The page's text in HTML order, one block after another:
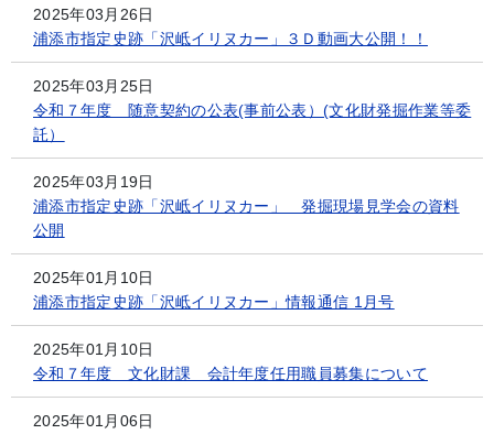
2025年03月26日
浦添市指定史跡「沢岻イリヌカー」３Ｄ動画大公開！！
2025年03月25日
令和７年度 随意契約の公表(事前公表）(文化財発掘作業等委
託）
2025年03月19日
浦添市指定史跡「沢岻イリヌカー」 発掘現場見学会の資料
公開
2025年01月10日
浦添市指定史跡「沢岻イリヌカー」情報通信 1月号
2025年01月10日
令和７年度 文化財課 会計年度任用職員募集について
2025年01月06日